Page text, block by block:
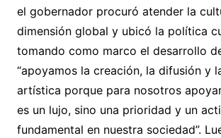
el gobernador procuró atender la
dimensión global y ubicó la política
tomando como marco el desarrollo
“apoyamos la creación, la difusión y
artística porque para nosotros
es un lujo, sino una prioridad y un
fundamental en nuestra sociedad”.